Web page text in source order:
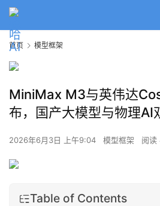
首页 模型框架
MiniMax M3与英伟达
布，国产大模型与物理AI
2026年6月3日 上午9:04 模型框架 阅读
Table of Contents